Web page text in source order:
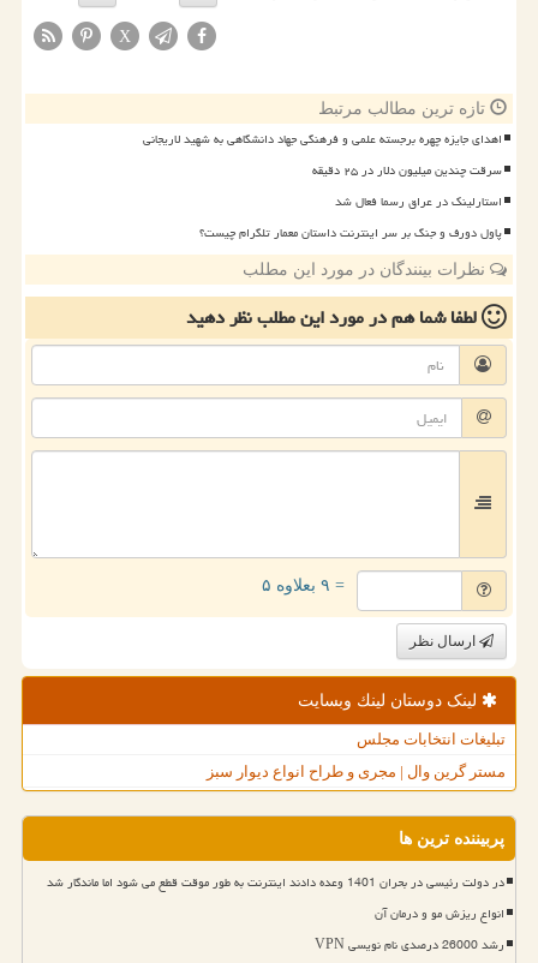
X
تازه ترین مطالب مرتبط
اهدای جایزه چهره برجسته علمی و فرهنگی جهاد دانشگاهی به شهید لاریجانی
سرقت چندین میلیون دلار در ۲۵ دقیقه
استارلینک در عراق رسما فعال شد
پاول دورف و جنگ بر سر اینترنت داستان معمار تلگرام چیست؟
نظرات بینندگان در مورد این مطلب
لطفا شما همدر مورد این مطلبنظر دهید
= ۹ بعلاوه ۵
ارسال نظر
لینک دوستان لینك وبسایت
تبلیغات انتخابات مجلس
مستر گرین وال | مجری و طراح انواع دیوار سبز
پربیننده ترین ها
در دولت رئیسی در بحران 1401 وعده دادند اینترنت به طور موقت قطع می شود اما ماندگار شد
انواع ریزش مو و درمان آن
رشد 26000 درصدی نام نویسی VPN